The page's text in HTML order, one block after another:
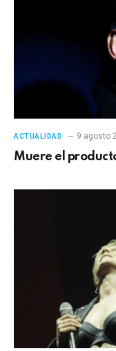
ACTUALIDAD 9 agosto
Muere el